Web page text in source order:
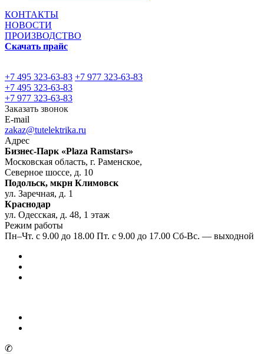
КОНТАКТЫ
НОВОСТИ
ПРОИЗВОДСТВО
Скачать прайс
+7 495 323-63-83 +7 977 323-63-83
+7 495 323-63-83
+7 977 323-63-83
Заказать звонок
E-mail
zakaz@tutelektrika.ru
Адрес
Бизнес-Парк «Plaza Ramstars»
Московская область, г. Раменское,
Северное шоссе, д. 10
Подольск, мкрн Климовск
ул. Заречная, д. 1
Краснодар
ул. Одесская, д. 48, 1 этаж
Режим работы
Пн–Чт. с 9.00 до 18.00 Пт. с 9.00 до 17.00 Сб-Вс. — выходной
✆